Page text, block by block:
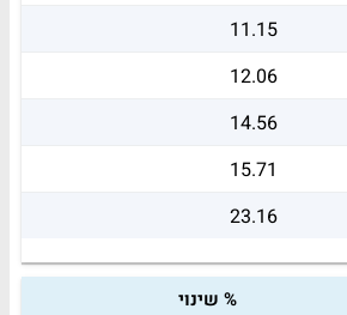
11.15
12.06
14.56
15.71
23.16
% שינוי